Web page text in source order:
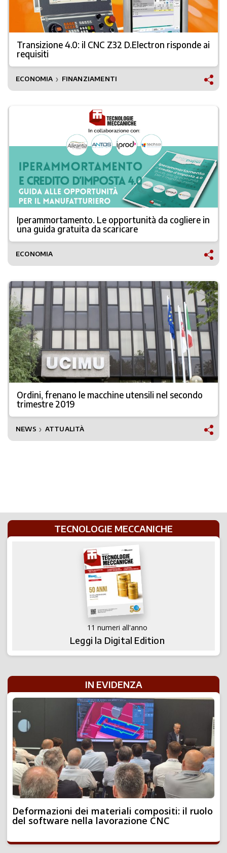
Transizione 4.0: il CNC Z32 D.Electron risponde ai
requisiti
ECONOMIA ❯ FINANZIAMENTI
Iperammortamento. Le opportunità da cogliere in
una guida gratuita da scaricare
ECONOMIA
Ordini, frenano le macchine utensili nel secondo
trimestre 2019
NEWS ❯ ATTUALITÀ
TECNOLOGIE MECCANICHE
11 numeri all'anno
Leggi la Digital Edition
IN EVIDENZA
Deformazioni dei materiali compositi: il ruolo
del software nella lavorazione CNC